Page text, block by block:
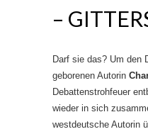
Darf sie das? Um den
geborenen Autorin
Debattenstrohfeuer
wieder in sich
westdeutsche Autorin